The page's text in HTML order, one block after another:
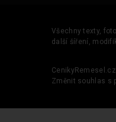
Všechny texty,
další šíření,
CenikyRemesel.cz
Změnit souhlas s